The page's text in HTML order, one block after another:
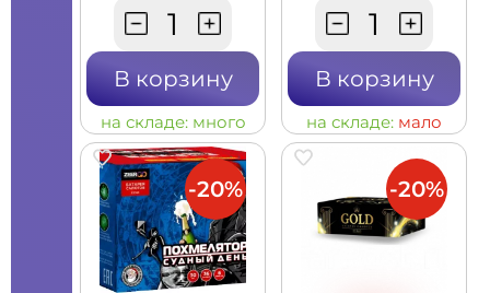
В корзину
на складе: много
В корзину
на складе: мало
-20% -20%